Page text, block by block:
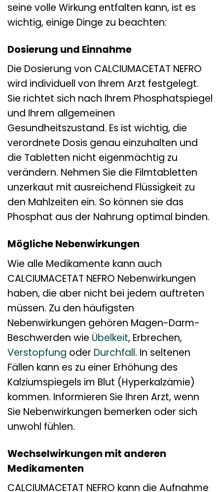
seine volle Wirkung entfalten kann, ist es
wichtig, einige Dinge zu beachten:
Dosierung und Einnahme
Die Dosierung von CALCIUMACETAT NEFRO
wird individuell von Ihrem Arzt festgelegt.
Sie richtet sich nach Ihrem Phosphatspiegel
und Ihrem allgemeinen
Gesundheitszustand. Es ist wichtig, die
verordnete Dosis genau einzuhalten und
die Tabletten nicht eigenmächtig zu
verändern. Nehmen Sie die Filmtabletten
unzerkaut mit ausreichend Flüssigkeit zu
den Mahlzeiten ein. So können sie das
Phosphat aus der Nahrung optimal binden.
Mögliche Nebenwirkungen
Wie alle Medikamente kann auch
CALCIUMACETAT NEFRO Nebenwirkungen
haben, die aber nicht bei jedem auftreten
müssen. Zu den häufigsten
Nebenwirkungen gehören Magen-Darm-
Beschwerden wie Übelkeit, Erbrechen,
Verstopfung oder Durchfall. In seltenen
Fällen kann es zu einer Erhöhung des
Kalziumspiegels im Blut (Hyperkalzämie)
kommen. Informieren Sie Ihren Arzt, wenn
Sie Nebenwirkungen bemerken oder sich
unwohl fühlen.
Wechselwirkungen mit anderen
Medikamenten
CALCIUMACETAT NEFRO kann die Aufnahme